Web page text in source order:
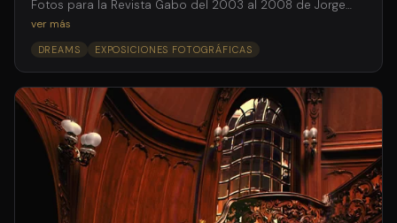
Fotos para la Revista Gabo del 2003 al 2008 de Jorge
Salto intervenidas digitalmente por Facundo Iglesias
ver más
DREAMS EXPOSICIONES FOTOGRÁFICAS